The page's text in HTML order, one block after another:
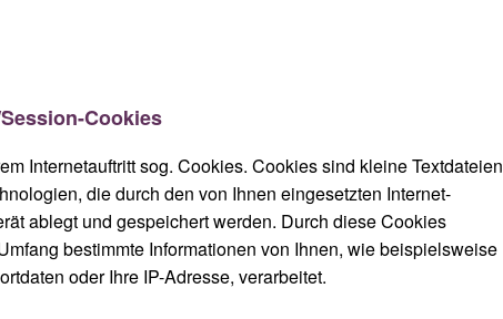
Cookies
Internetauftritt sog. Cookies. Cookies sind kleine Textdateien
die durch den von Ihnen eingesetzten Internet-
ablegt und gespeichert werden. Durch diese Cookies
bestimmte Informationen von Ihnen, wie beispielsweise
oder Ihre IP-Adresse, verarbeitet.